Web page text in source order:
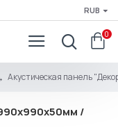
RUB
0
Акустическая панель
/